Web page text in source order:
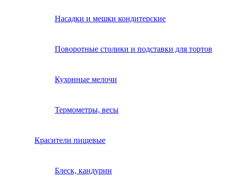
Насадки и мешки кондитерские
Поворотные столики и подставки для тортов
Кухонные мелочи
Термометры, весы
Красители пищевые
Блеск, кандурин